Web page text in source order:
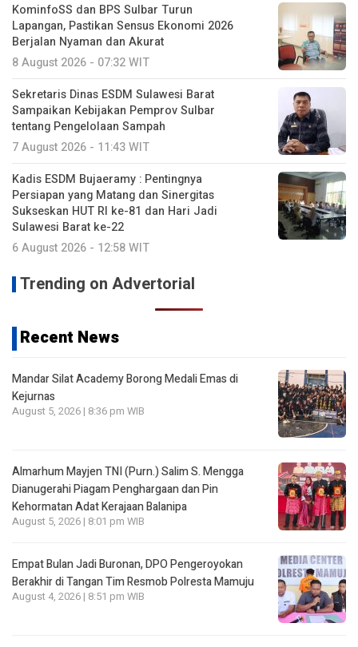
KominfoSS dan BPS Sulbar Turun
Lapangan, Pastikan Sensus Ekonomi 2026
Berjalan Nyaman dan Akurat
8 August 2026 - 07:32 WIT
Sekretaris Dinas ESDM Sulawesi Barat
Sampaikan Kebijakan Pemprov Sulbar
tentang Pengelolaan Sampah
7 August 2026 - 11:43 WIT
Kadis ESDM Bujaeramy : Pentingnya
Persiapan yang Matang dan Sinergitas
Sukseskan HUT RI ke-81 dan Hari Jadi
Sulawesi Barat ke-22
6 August 2026 - 12:58 WIT
Trending on Advertorial
Recent News
Mandar Silat Academy Borong Medali Emas di
Kejurnas
August 5, 2026 | 8:36 pm WIB
Almarhum Mayjen TNI (Purn.) Salim S. Mengga
Dianugerahi Piagam Penghargaan dan Pin
Kehormatan Adat Kerajaan Balanipa
August 5, 2026 | 8:01 pm WIB
Empat Bulan Jadi Buronan, DPO Pengeroyokan
Berakhir di Tangan Tim Resmob Polresta Mamuju
August 4, 2026 | 8:51 pm WIB